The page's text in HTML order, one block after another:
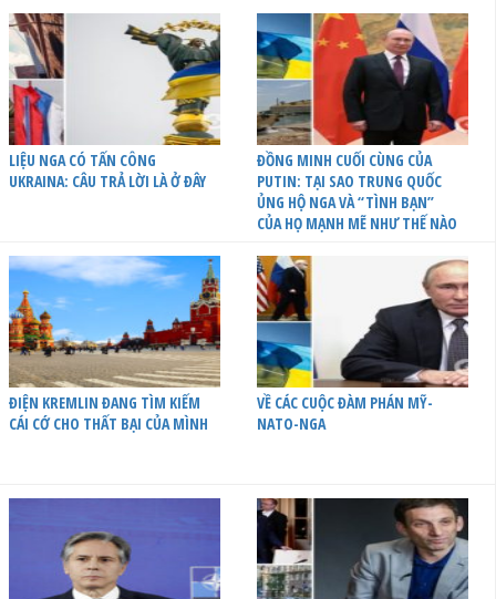
LIỆU NGA CÓ TẤN CÔNG
UKRAINA: CÂU TRẢ LỜI LÀ Ở ĐÂY
ĐỒNG MINH CUỐI CÙNG CỦA
PUTIN: TẠI SAO TRUNG QUỐC
ỦNG HỘ NGA VÀ “TÌNH BẠN”
CỦA HỌ MẠNH MẼ NHƯ THẾ NÀO
ĐIỆN KREMLIN ĐANG TÌM KIẾM
CÁI CỚ CHO THẤT BẠI CỦA MÌNH
VỀ CÁC CUỘC ĐÀM PHÁN MỸ-
NATO-NGA